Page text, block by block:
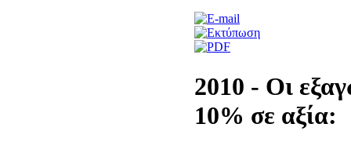
2010 - Οι
10% σε αξία: